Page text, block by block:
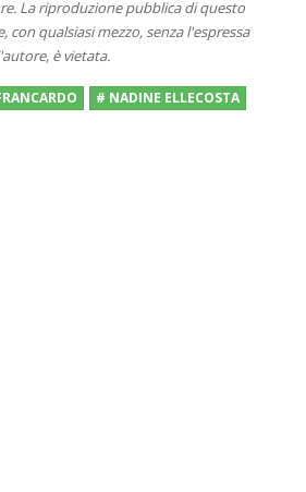
La riproduzione pubblica di questo
qualsiasi mezzo, senza l'espressa
è vietata.
# NADINE ELLECOSTA